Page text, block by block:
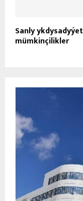
Sanly
mümkinçilikler